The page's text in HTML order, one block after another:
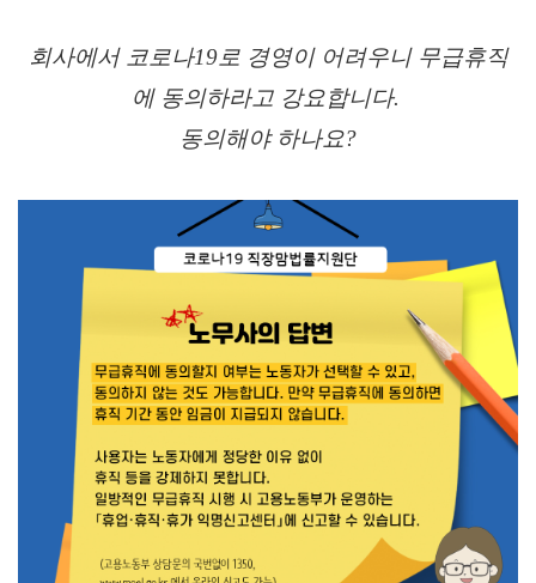
회사에서 코로나19로 경영이 어려우니 무급휴직
에 동의하라고 강요합니다.
동의해야 하나요?